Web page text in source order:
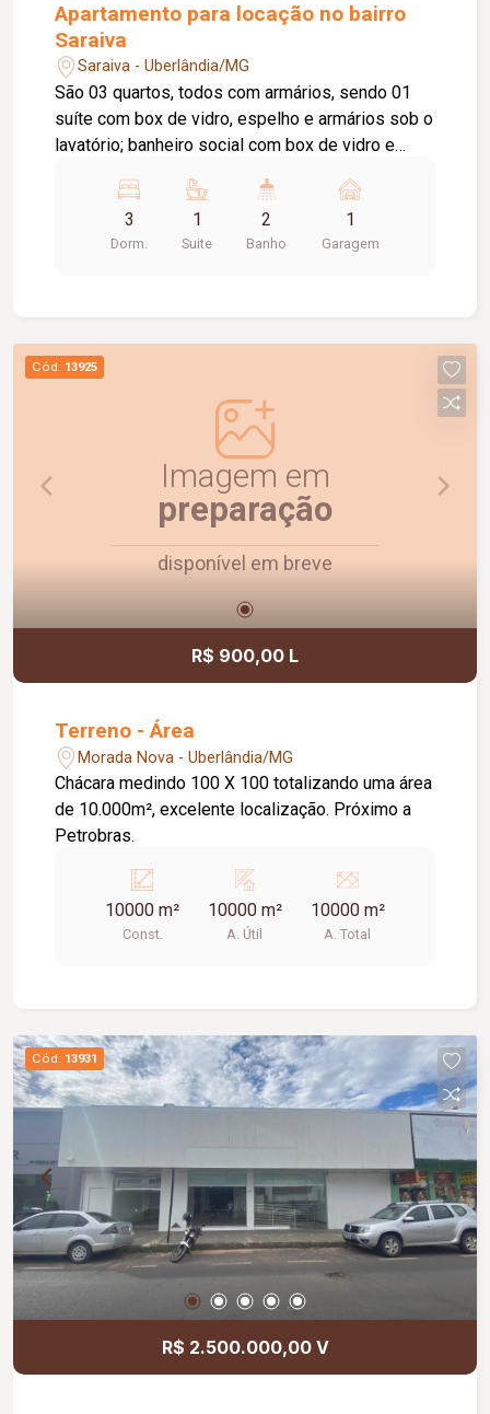
Apartamento para locação no bairro
Saraiva
Saraiva - Uberlândia/MG
São 03 quartos, todos com armários, sendo 01
suíte com box de vidro, espelho e armários sob o
lavatório; banheiro social com box de vidro e
sacada; cozinha equipada com armários, mesa e
bancada; lavanderia também com armários; e
vaga de garagem para um carro. Há restrição para
3
Dorm.
1
Suite
2
Banho
1
Garagem
Cód. 13925
Imagem em
preparação
disponível em breve
R$ 900,00 L
Terreno - Área
Morada Nova - Uberlândia/MG
Chácara medindo 100 X 100 totalizando uma área
de 10.000m², excelente localização. Próximo a
Petrobras.
10000 m²
Const.
10000 m²
A. Útil
10000 m²
A. Total
Cód. 13931
R$ 2.500.000,00 V